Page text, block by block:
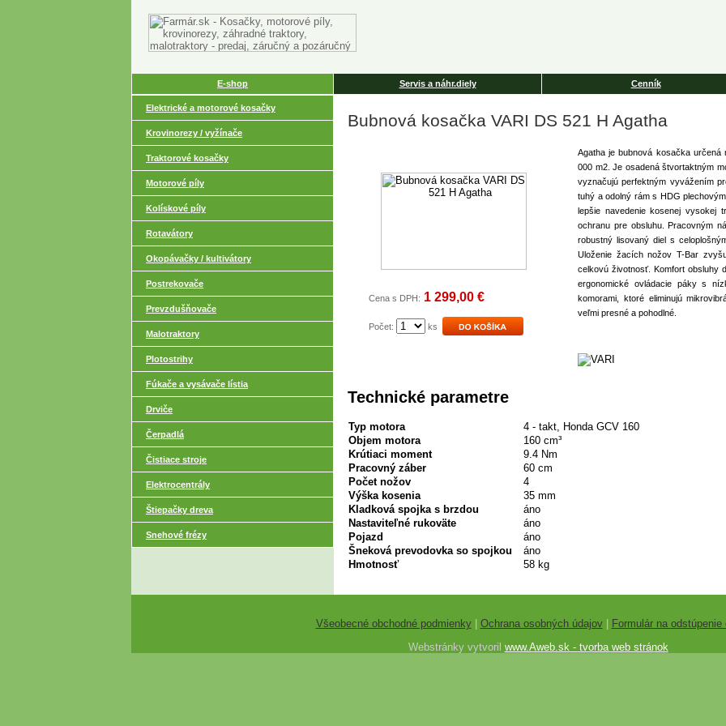
E-shop Servis a náhr.diely Cenník
Elektrické a motorové kosačky
Krovinorezy / vyžínače
Traktorové kosačky
Motorové píly
Kolískové píly
Rotavátory
Okopávačky / kultivátory
Postrekovače
Prevzdušňovače
Malotraktory
Plotostrihy
Fúkače a vysávače lístia
Drviče
Čerpadlá
Čistiace stroje
Elektrocentrály
Štiepačky dreva
Snehové frézy
Bubnová kosačka VARI DS 521 H Agatha
Cena s DPH: 1 299,00 €
Počet: ks
Agatha je bubnová kosačka
000 m2. Je osadená štvortaktným
vyznačujú perfektným vyvážením
tuhý a odolný rám s HDG
lepšie navedenie kosenej vysokej
ochranu pre obsluhu. Pracovným
robustný lisovaný diel s
Uloženie žacích nožov T-Bar
celkovú životnosť. Komfort obsluhy
ergonomické ovládacie páky s
komorami, ktoré eliminujú
veľmi presné a pohodlné.
Technické parametre
Typ motora
4 - takt, Honda GCV 160
Objem motora
160 cm³
Krútiaci moment
9.4 Nm
Pracovný záber
60 cm
Počet nožov
4
Výška kosenia
35 mm
Kladková spojka s brzdou
áno
Nastaviteľné rukoväte
áno
Pojazd
áno
Šneková prevodovka so spojkou
áno
Hmotnosť
58 kg
Všeobecné obchodné podmienky| Ochrana osobných údajov|
Formulár na
Webstránky vytvoril www.Aweb.sk - tvorba web stránok